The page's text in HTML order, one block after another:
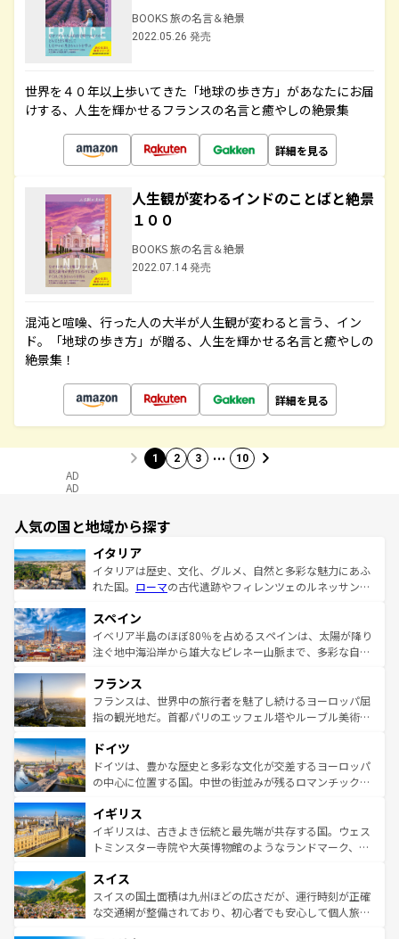
BOOKS 旅の名言＆絶景
2022.05.26 発売
世界を４０年以上歩いてきた「地球の歩き方」があなたにお届
けする、人生を輝かせるフランスの名言と癒やしの絶景集
詳細を見る
人生観が変わるインドのことばと絶景
１００
BOOKS 旅の名言＆絶景
2022.07.14 発売
混沌と喧噪、行った人の大半が人生観が変わると言う、イン
ド。「地球の歩き方」が贈る、人生を輝かせる名言と癒やしの
絶景集！
詳細を見る
1 2 3 … 10
AD
AD
人気の国と地域から探す
イタリア
イタリアは歴史、文化、グルメ、自然と多彩な魅力にあふ
れた国。 ローマの古代遺跡やフィレンツェのルネッサンス
ろん、トスカーナの美しい田園風景やアマルフィ海岸の絶
景など、自然景観も見逃せない。観光の合間には、本場の
ピザやパスタなど、絶品のイタリア料理を堪能することも
ませてくれるイタリアで、忘れられない旅をしてみよう！
なお、新着のイタリア情報はコンテンツ一覧 を参照してほ
しい。
スペイン
イベリア半島のほぼ80％を占めるスペインは、太陽が降り
注ぐ地中海沿岸から雄大なピレネー山脈まで、多彩な自然
文化が根付くこの国では、情熱的なフラメンコ、熱気あふ
れる闘牛、そして美味しいタパスが生活の一部となってい
る。首都マドリードの洗練された雰囲気や、バルセロナの
の城塞都市、穏やかなビーチリゾートまで多彩な表情を見
せる。地方によって風土や気候が異なるスペインはその個
性で訪れる人を魅了する。 なお、新着のスペイン情報はコ
フランス
フランスは、世界中の旅行者を魅了し続けるヨーロッパ屈
指の観光地だ。首都パリのエッフェル塔やルーブル美術館
で、幅広い魅力が詰まっている。華麗な宮殿、歴史的な大
聖堂、美しいビーチ、そして豊かな自然が、訪れる者を心
から魅了する。また、フランスは美食の国としても知ら
いる。シャンパンの発祥地であるランス、プロヴァンスの
香り高いラベンダー畑など、多彩な楽しみ方が可能だ。さ
らに、パリ以外の地域にも魅力が溢れており、どの街角に
れる地方に足を運ぶとそれぞれで全く異なる文化を体験で
きるだろう。 なお、新着のフランス情報はコンテンツ一覧
を参照してほしい。
ドイツ
ドイツは、豊かな歴史と多彩な文化が交差するヨーロッパ
の中心に位置する国。中世の街並みが残るロマンチック街
顔を持つこの国は、どこを歩いても飽きることがない。ベ
ルリンの文化的活気、バイエルン州のアルプスの絶景、そ
してライン川沿いのワイン畑といった風景は必見。ビール
は、お酒好きな人にはぜひ体験してほしい。 なお、新着の
ドイツ情報はコンテンツ一覧を参照してほしい。
イギリス
イギリスは、古きよき伝統と最先端が共存する国。ウェス
トミンスター寺院や大英博物館のようなランドマーク、歴
リアごとに異なる魅力がある。また、優雅なアフタヌーン
ティー、ビール好きにはたまらない英国パブ、サッカー観
戦など、本場だからこそできる体験も豊富。イギリスを旅
スイス
スイスの国土面積は九州ほどの広さだが、運行時刻が正確
な交通網が整備されており、初心者でも安心して個人旅行